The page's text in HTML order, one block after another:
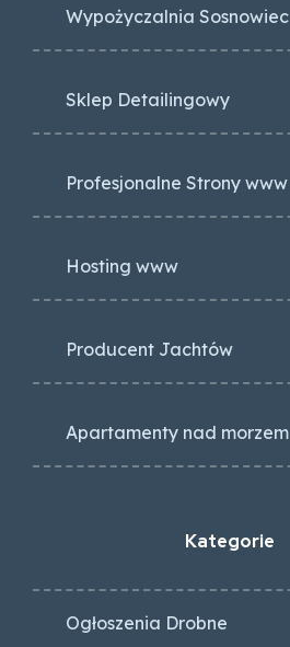
Wypożyczalnia Sosnowiec
Sklep Detailingowy
Profesjonalne Strony www
Hosting www
Producent Jachtów
Apartamenty nad morzem
Kategorie
Ogłoszenia Drobne